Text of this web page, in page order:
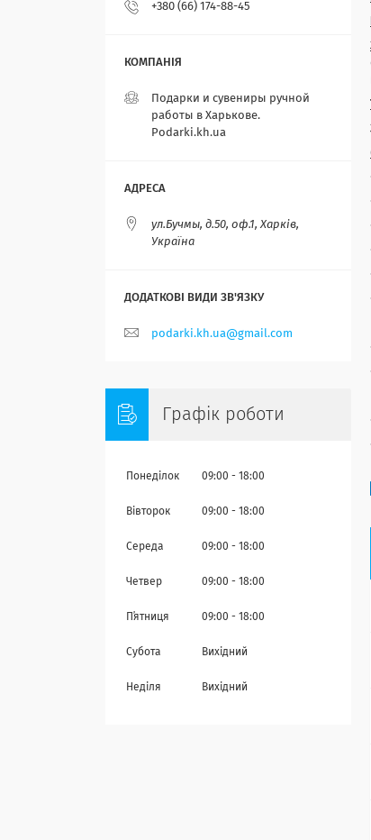
+380 (66) 174-88-45
Подарки и сувениры ручной
работы в Харькове.
Podarki.kh.ua
ул.Бучмы, д.50, оф.1, Харків,
Україна
podarki.kh.ua@gmail.com
Графік роботи
Понеділок 09:00 18:00
Вівторок 09:00 18:00
Середа 09:00 18:00
Четвер 09:00 18:00
Пʼятниця 09:00 18:00
Субота Вихідний
Неділя Вихідний